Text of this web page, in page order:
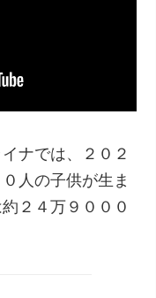
ナでは、２０２
人の子供が生ま
２４万９０００